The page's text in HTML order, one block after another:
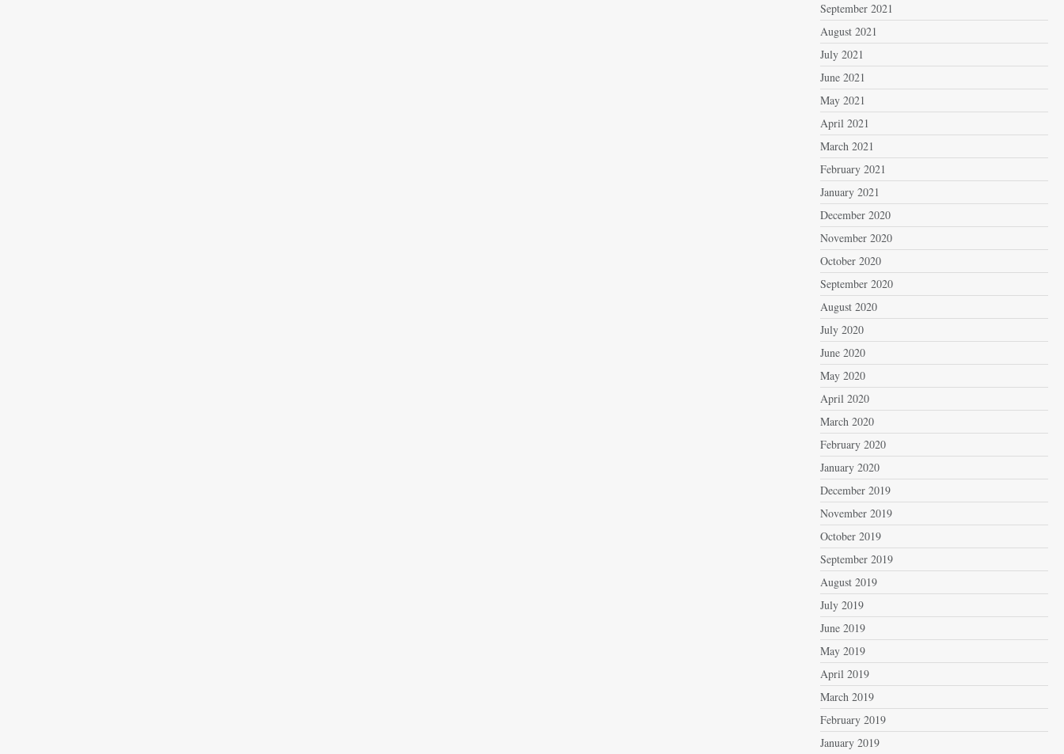
September 2021
August 2021
July 2021
June 2021
May 2021
April 2021
March 2021
February 2021
January 2021
December 2020
November 2020
October 2020
September 2020
August 2020
July 2020
June 2020
May 2020
April 2020
March 2020
February 2020
January 2020
December 2019
November 2019
October 2019
September 2019
August 2019
July 2019
June 2019
May 2019
April 2019
March 2019
February 2019
January 2019